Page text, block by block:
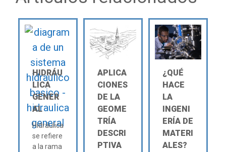
HIDRÁU
LICA
GENER
AL
Hidráulica
se refiere
a la rama
APLICA
CIONES
DE LA
GEOME
TRÍA
DESCRI
PTIVA
¿QUÉ
HACE
LA
INGENI
ERÍA DE
MATERI
ALES?